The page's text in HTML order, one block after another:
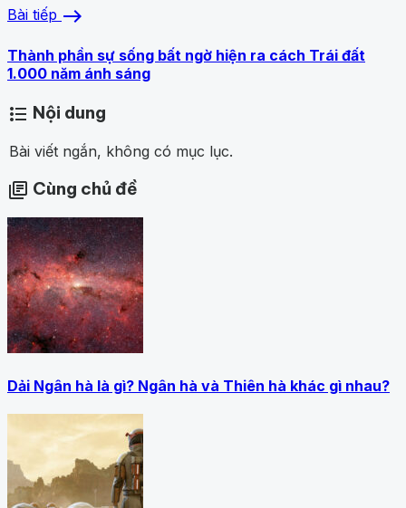
Bài tiếp east
Thành phần sự sống bất ngờ hiện ra cách Trái đất
1.000 năm ánh sáng
format_list_bulleted Nội dung
Bài viết ngắn, không có mục lục.
library_books Cùng chủ đề
Dải Ngân hà là gì? Ngân hà và Thiên hà khác gì nhau?